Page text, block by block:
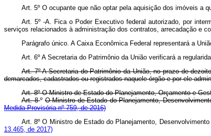
Art. 5º O ocupante que não optar pela aquisição dos imóveis
Art. 5º -A. Fica o Poder Executivo federal autorizado, por
serviços relacionados à administração dos contratos, arrecadação
Parágrafo único. A Caixa Econômica Federal representará a
Art. 6º A Secretaria do Patrimônio da União verificará a
Art. 7º A Secretaria do Patrimônio da União, no prazo de
demarcados, cadastrados ou registrados naquele órgão e por ele
Art. 8º O Ministro de Estado do Planejamento, Orçamento e
Art. 8ºO Ministro de Estado do Planejamento,
Medida Provisória nº 759, de 2016)
Art. 8º O Ministro de Estado do Planejamento,
13.465, de 2017)